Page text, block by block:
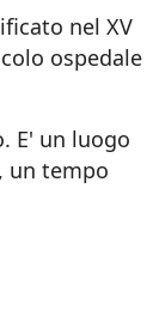
nel XV
ospedale
E' un luogo
un tempo